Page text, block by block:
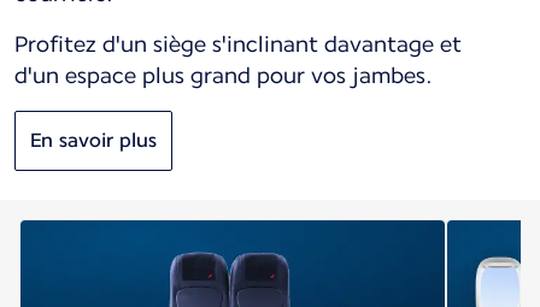
Profitez d'un siège s'inclinant davantage et
d'un espace plus grand pour vos jambes.
En savoir plus